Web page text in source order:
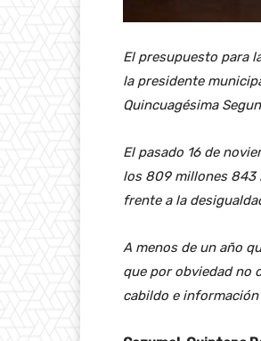
El presupuesto para
la presidente
Quincuagésima
El pasado 16 de
los 809 millones 843
frente a la
A menos de un año
que por obviedad no
cabildo e información